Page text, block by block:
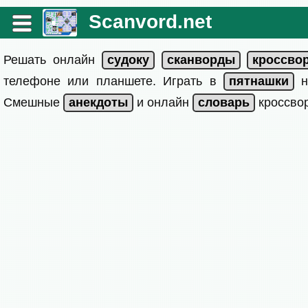
Scanvord.net
Решать онлайн
телефоне или планшете. Играть в
Смешные
и онлайн